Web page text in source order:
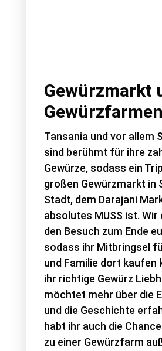
Gewürzmarkt
Gewürzfarmen
Tansania und vor allem
sind berühmt für ihre
Gewürze, sodass ein
großen Gewürzmarkt in
Stadt, dem Darajani
absolutes MUSS ist.
den Besuch zum Ende
sodass ihr Mitbringsel
und Familie dort kaufen
ihr richtige Gewürz
möchtet mehr über die
und die Geschichte
habt ihr auch die
zu einer Gewürzfarm